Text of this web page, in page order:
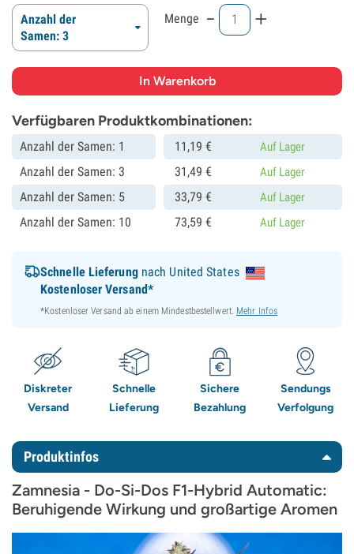
Anzahl der
Samen: 3
Menge - +
Verfügbaren Produktkombinationen:
Anzahl der Samen: 1 11,19 € Auf Lager
Anzahl der Samen: 3 31,49 € Auf Lager
Anzahl der Samen: 5 33,79 € Auf Lager
Anzahl der Samen: 10 73,59 € Auf Lager
Schnelle Lieferungnach United States
Kostenloser Versand*
*Kostenloser Versand ab einem Mindestbestellwert. Mehr Infos
Diskreter
Versand
Schnelle
Lieferung
Sichere
Bezahlung
Sendungs
Verfolgung
Produktinfos
Zamnesia - Do-Si-Dos F1-Hybrid Automatic:
Beruhigende Wirkung und großartige Aromen